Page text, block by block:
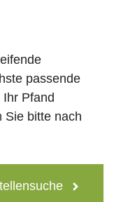
passende
Pfand
Sie bitte nach